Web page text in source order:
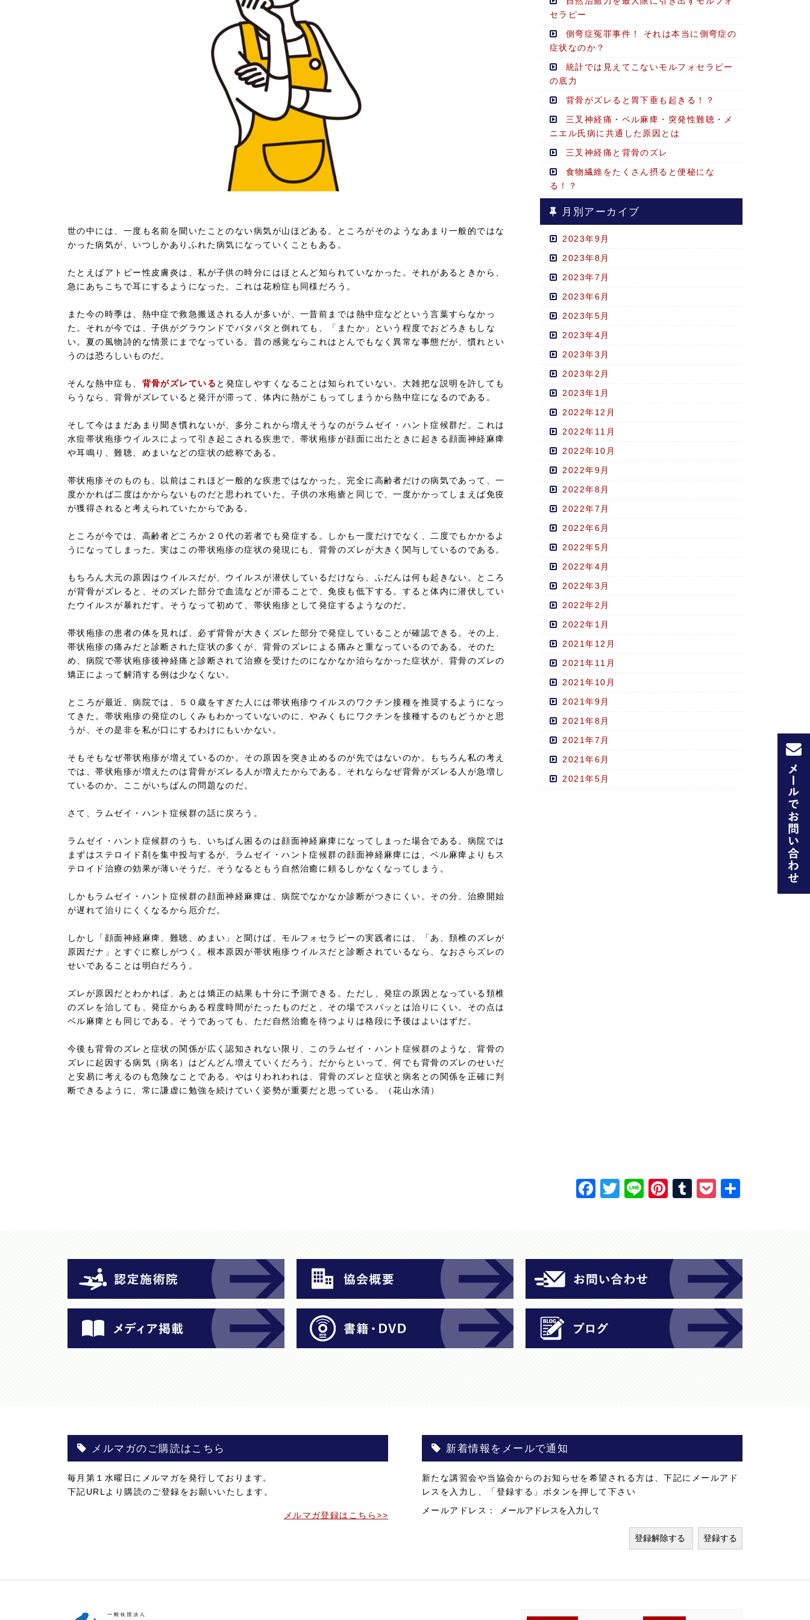
世の中には、一度も名前を聞いたことのない病気が山ほどある。ところがそのようなあまり一般的ではな
かった病気が、いつしかありふれた病気になっていくこともある。
たとえばアトピー性皮膚炎は、私が子供の時分にはほとんど知られていなかった。それがあるときから、
急にあちこちで耳にするようになった。これは花粉症も同様だろう。
また今の時季は、熱中症で救急搬送される人が多いが、一昔前までは熱中症などという言葉すらなかっ
た。それが今では、子供がグラウンドでバタバタと倒れても、「またか」という程度でおどろきもしな
い。夏の風物詩的な情景にまでなっている。昔の感覚ならこれはとんでもなく異常な事態だが、慣れとい
うのは恐ろしいものだ。
そんな熱中症も、 背骨がズレている と発症しやすくなることは知られていない。大雑把な説明を許しても
らうなら、背骨がズレていると発汗が滞って、体内に熱がこもってしまうから熱中症になるのである。
そして今はまだあまり聞き慣れないが、多分これから増えそうなのがラムゼイ・ハント症候群だ。これは
水痘帯状疱疹ウイルスによって引き起こされる疾患で、帯状疱疹が顔面に出たときに起きる顔面神経麻痺
や耳鳴り、難聴、めまいなどの症状の総称である。
帯状疱疹そのものも、以前はこれほど一般的な疾患ではなかった。完全に高齢者だけの病気であって、一
度かかれば二度はかからないものだと思われていた。子供の水疱瘡と同じで、一度かかってしまえば免疫
が獲得されると考えられていたからである。
ところが今では、高齢者どころか２０代の若者でも発症する。しかも一度だけでなく、二度でもかかるよ
うになってしまった。実はこの帯状疱疹の症状の発現にも、背骨のズレが大きく関与しているのである。
もちろん大元の原因はウイルスだが、ウイルスが潜伏しているだけなら、ふだんは何も起きない。ところ
が背骨がズレると、そのズレた部分で血流などが滞ることで、免疫も低下する。すると体内に潜伏してい
たウイルスが暴れだす。そうなって初めて、帯状疱疹として発症するようなのだ。
帯状疱疹の患者の体を見れば、必ず背骨が大きくズレた部分で発症していることが確認できる。その上、
帯状疱疹の痛みだと診断された症状の多くが、背骨のズレによる痛みと重なっているのである。そのた
め、病院で帯状疱疹後神経痛と診断されて治療を受けたのになかなか治らなかった症状が、背骨のズレの
矯正によって解消する例は少なくない。
ところが最近、病院では、５０歳をすぎた人には帯状疱疹ウイルスのワクチン接種を推奨するようになっ
てきた。帯状疱疹の発症のしくみもわかっていないのに、やみくもにワクチンを接種するのもどうかと思
うが、その是非を私が口にするわけにもいかない。
そもそもなぜ帯状疱疹が増えているのか。その原因を突き止めるのが先ではないのか。もちろん私の考え
では、帯状疱疹が増えたのは背骨がズレる人が増えたからである。それならなぜ背骨がズレる人が急増し
ているのか。ここがいちばんの問題なのだ。
さて、ラムゼイ・ハント症候群の話に戻ろう。
ラムゼイ・ハント症候群のうち、いちばん困るのは顔面神経麻痺になってしまった場合である。病院では
まずはステロイド剤を集中投与するが、ラムゼイ・ハント症候群の顔面神経麻痺には、ベル麻痺よりもス
テロイド治療の効果が薄いそうだ。そうなるともう自然治癒に頼るしかなくなってしまう。
しかもラムゼイ・ハント症候群の顔面神経麻痺は、病院でなかなか診断がつきにくい。その分、治療開始
が遅れて治りにくくなるから厄介だ。
しかし「顔面神経麻痺、難聴、めまい」と聞けば、モルフォセラピーの実践者には、「あ、頚椎のズレが
原因だナ」とすぐに察しがつく。根本原因が帯状疱疹ウイルスだと診断されているなら、なおさらズレの
せいであることは明白だろう。
ズレが原因だとわかれば、あとは矯正の結果も十分に予測できる。ただし、発症の原因となっている頚椎
のズレを治しても、発症からある程度時間がたったものだと、その場でスパッとは治りにくい。その点は
ベル麻痺とも同じである。そうであっても、ただ自然治癒を待つよりは格段に予後はよいはずだ。
今後も背骨のズレと症状の関係が広く認知されない限り、このラムゼイ・ハント症候群のような、背骨の
ズレに起因する病気（病名）はどんどん増えていくだろう。だからといって、何でも背骨のズレのせいだ
と安易に考えるのも危険なことである。やはりわれわれは、背骨のズレと症状と病名との関係を正確に判
断できるように、常に謙虚に勉強を続けていく姿勢が重要だと思っている。（花山水清）
セラピー
側弯症冤罪事件！ それは本当に側弯症の
症状なのか？
統計では見えてこないモルフォセラピー
の底力
背骨がズレると胃下垂も起きる！？
三叉神経痛・ベル麻痺・突発性難聴・メ
ニエル氏病に共通した原因とは
三叉神経痛と背骨のズレ
食物繊維をたくさん摂ると便秘にな
る！？
月別アーカイブ
2023年9月
2023年8月
2023年7月
2023年6月
2023年5月
2023年4月
2023年3月
2023年2月
2023年1月
2022年12月
2022年11月
2022年10月
2022年9月
2022年8月
2022年7月
2022年6月
2022年5月
2022年4月
2022年3月
2022年2月
2022年1月
2021年12月
2021年11月
2021年10月
2021年9月
2021年8月
2021年7月
2021年6月
2021年5月
F
b
o
o
k
T Li
Pi
st
T
r
P
et
メルマガのご購読はこちら
毎月第１水曜日にメルマガを発行しております。
下記URLより購読のご登録をお願いいたします。
メルマガ登録はこちら>>
新着情報をメールで通知
新たな講習会や当協会からのお知らせを希望される方は、下記にメールアド
レスを入力し、「登録する」ボタンを押して下さい
メールアドレス：